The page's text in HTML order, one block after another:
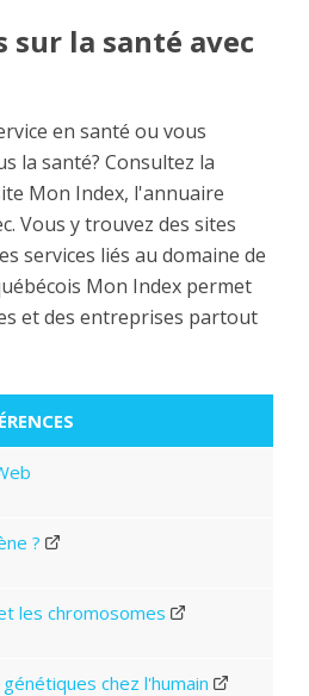
sur la santé avec
en santé ou vous
la santé? Consultez la
Mon Index, l'annuaire
Vous y trouvez des sites
services liés au domaine de
Mon Index permet
et des entreprises partout
?
les chromosomes
chez l'humain